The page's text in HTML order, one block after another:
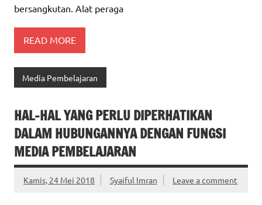
bersangkutan. Alat peraga
READ MORE
Media Pembelajaran
HAL-HAL YANG PERLU DIPERHATIKAN
DALAM HUBUNGANNYA DENGAN FUNGSI
MEDIA PEMBELAJARAN
Kamis, 24 Mei 2018 Syaiful Imran Leave a comment